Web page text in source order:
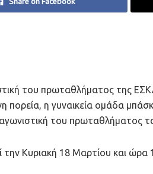
του πρωταθλήματος της
πορεία, η γυναικεία ομάδα
αγωνιστική του πρωταθλήματος
την Κυριακή 18 Μαρτίου και ώρα